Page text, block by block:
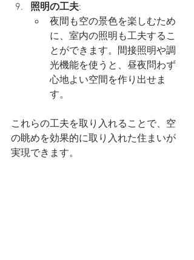
照明の工夫:
夜間も空の景色を楽しむため
に、室内の照明も工夫するこ
とができます。間接照明や調
光機能を使うと、昼夜問わず
心地よい空間を作り出せま
す。
これらの工夫を取り入れることで、空
の眺めを効果的に取り入れた住まいが
実現できます。